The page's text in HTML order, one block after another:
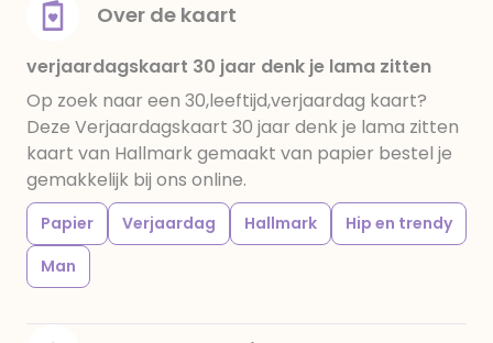
Over de kaart
verjaardagskaart 30 jaar denk je lama zitten
Op zoek naar een 30,leeftijd,verjaardag kaart?
Deze Verjaardagskaart 30 jaar denk je lama zitten
kaart van Hallmark gemaakt van papier bestel je
gemakkelijk bij ons online.
Papier Verjaardag Hallmark
Hip en trendy
Man